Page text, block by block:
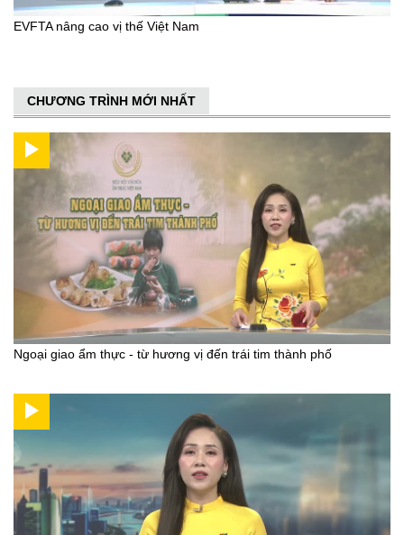
EVFTA nâng cao vị thế Việt Nam
CHƯƠNG TRÌNH MỚI NHẤT
Ngoại giao ẩm thực - từ hương vị đến trái tim thành phố